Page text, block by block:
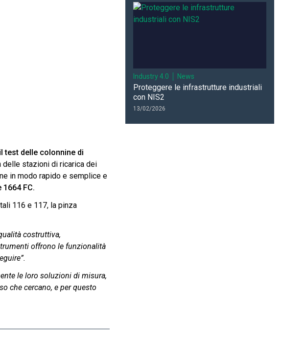
test delle colonnine di
delle stazioni di ricarica dei
in modo rapido e semplice e
FC.
116 e 117, la pinza
costruttiva,
offrono le funzionalità
le loro soluzioni di misura,
che cercano, e per questo
Industry 4.0 News
Proteggere le infrastrutture industriali
con NIS2
13/02/2026